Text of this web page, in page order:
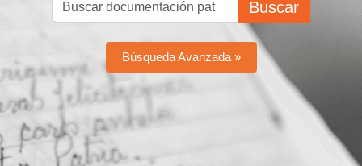
Buscar
Búsqueda Avanzada »